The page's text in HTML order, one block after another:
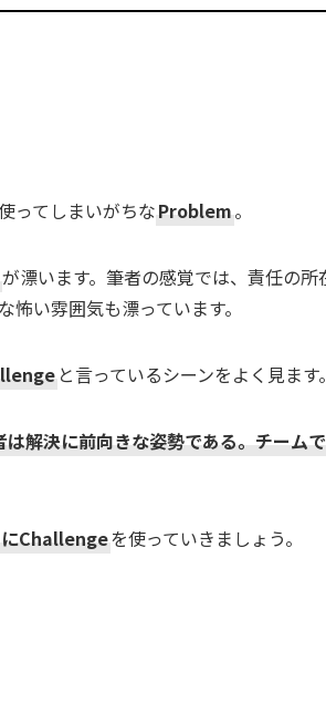
ってしまいがちなProblem。
が漂います。筆者の感覚では、責任の所
い雰囲気も漂っています。
と言っているシーンをよく見ます。
は解決に前向きな姿勢である。チーム
Challengeを使っていきましょう。